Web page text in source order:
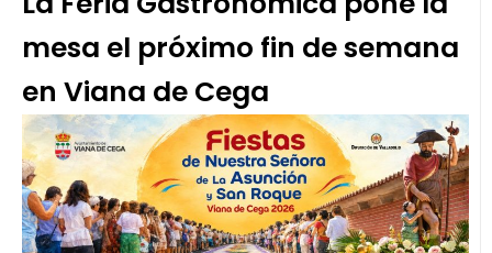
mesa el próximo fin de semana
en Viana de Cega